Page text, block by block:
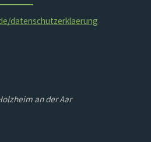
datenschutzerklaerung
an der Aar